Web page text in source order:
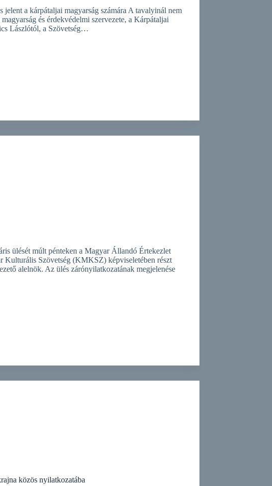
a kárpátaljai magyarság számára A tavalyinál nem
és érdekvédelmi szervezete, a Kárpátaljai
Lászlótól, a Szövetség…
ülését múlt pénteken a Magyar Állandó Értekezlet
Kulturális Szövetség (KMKSZ) képviseletében részt
alelnök. Az ülés zárónyilatkozatának megjelenése
közös nyilatkozatába